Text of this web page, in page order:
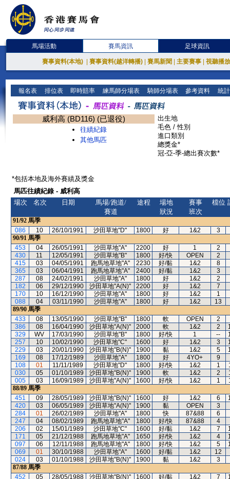
馬場活動 賽馬資訊 足球資訊
賽事資料(本地) 賽事資料(越洋轉播) 賽馬新聞 主要賽事 視聽播
報名表 排位表 即時賠率 練馬師分場表 騎師分場表 參考資料 統
威利高 (BD116) (已退役)
往績紀錄
其他馬匹
出生地
毛色 / 性別
進口類別
總獎金*
冠-亞-季-總出賽次數*
*包括本地及海外賽績及獎金
馬匹往績紀錄 - 威利高
場次
名次 日期
馬場/跑道/
賽道
途程
場地
狀況
賽事
班次
檔位
91/92 馬季
086
10 26/10/1991 沙田草地"D" 1800 好 1&2 3
90/91 馬季
453
04 26/05/1991 沙田草地"A" 2200 好 1 2
430
11 12/05/1991 沙田草地"B" 1800 好/快 OPEN
2
415
03 04/05/1991 跑馬地草地"A" 2230 好/黏 1&2 8
365
03 06/04/1991 跑馬地草地"A" 2400 好/黏 1&2 3
287
08 24/02/1991 沙田草地"A" 1800 好 1&2 2
182
06 29/12/1990 沙田草地"A(N)" 2200 好 1&2 7
170
10 16/12/1990 沙田草地"A" 1800 好 1&2 1
088
04 03/11/1990 沙田草地"A" 1800 好 1&2 13
89/90 馬季
433
08 13/05/1990 沙田草地"B" 1800 軟 OPEN
2
386
08 16/04/1990 沙田草地"A(N)" 2000 軟 1&2 2
329
WV 17/03/1990 沙田草地"B" 1800 好/快 1 --
257
10 10/02/1990 沙田草地"C" 1600 好 1&2 3
229
03 20/01/1990 沙田草地"B(N)" 1900 黏 1&2 5
169
08 17/12/1989 沙田草地"A" 1800 好 4YO+
9
108
01 11/11/1989 沙田草地"D" 1800 好/快 1&2 1
030
05 01/10/1989 沙田草地"B(N)" 1900 軟 1&2 2
005
03 16/09/1989 沙田草地"A(N)" 1600 好/快 1&2 1
88/89 馬季
451
09 28/05/1989 沙田草地"B(N)" 1600 好 1&2 6
420
03 06/05/1989 沙田草地"A(N)" 1900 黏 OPEN
3
284
01 26/02/1989 沙田草地"A" 1800 快 87&88
6
247
04 08/02/1989 跑馬地草地"A" 1800 好/快 87&88
4
206
02 15/01/1989 沙田草地"C" 1600 好/黏 1&2 7
171
05 21/12/1988 跑馬地草地"A" 1650 好/快 1&2 4
097
06 12/11/1988 跑馬地草地"A" 1800 好/快 1&2 5
069
01 30/10/1988 沙田草地"A" 1600 好/黏 1&2 12
024
03 01/10/1988 沙田草地"B(N)" 1900 黏 1&2 3
87/88 馬季
452
05 28/05/1988 沙田草地"B(N)" 1600 好/黏 1&2 7